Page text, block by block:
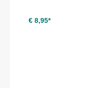
€ 8,95*